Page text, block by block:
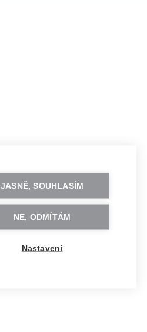
JASNĚ, SOUHLASÍM
NE, ODMÍTÁM
Nastavení